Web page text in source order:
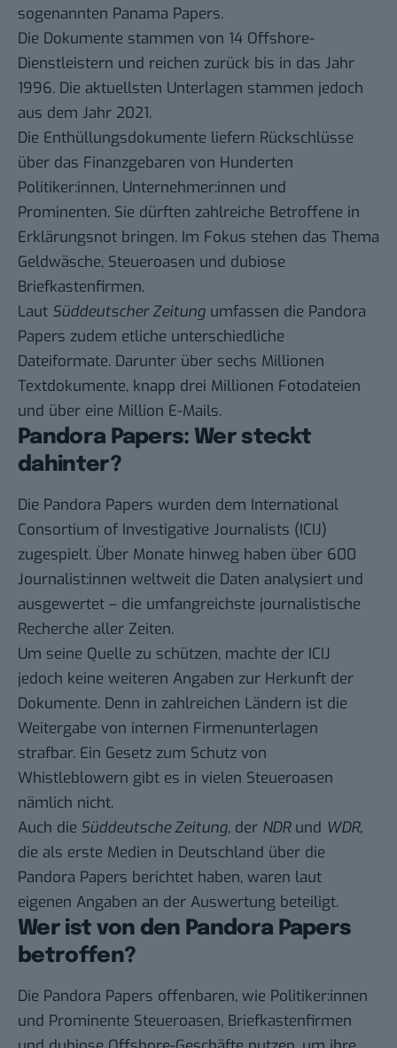
sogenannten Panama Papers.
Die Dokumente stammen von 14 Offshore-
Dienstleistern und reichen zurück bis in das Jahr
1996. Die aktuellsten Unterlagen stammen jedoch
aus dem Jahr 2021.
Die Enthüllungsdokumente liefern Rückschlüsse
über das Finanzgebaren von Hunderten
Politiker:innen, Unternehmer:innen und
Prominenten. Sie dürften zahlreiche Betroffene in
Erklärungsnot bringen. Im Fokus stehen das Thema
Geldwäsche, Steueroasen und dubiose
Briefkastenfirmen.
Laut Süddeutscher Zeitung umfassen die Pandora
Papers zudem etliche unterschiedliche
Dateiformate. Darunter über sechs Millionen
Textdokumente, knapp drei Millionen Fotodateien
und über eine Million E-Mails.
Pandora Papers: Wer steckt
dahinter?
Die Pandora Papers wurden dem International
Consortium of Investigative Journalists (ICIJ)
zugespielt. Über Monate hinweg haben über 600
Journalist:innen weltweit die Daten analysiert und
ausgewertet – die umfangreichste journalistische
Recherche aller Zeiten.
Um seine Quelle zu schützen, machte der ICIJ
jedoch keine weiteren Angaben zur Herkunft der
Dokumente. Denn in zahlreichen Ländern ist die
Weitergabe von internen Firmenunterlagen
strafbar. Ein Gesetz zum Schutz von
Whistleblowern gibt es in vielen Steueroasen
nämlich nicht.
Auch die Süddeutsche Zeitung, der NDRund WDR,
die als erste Medien in Deutschland über die
Pandora Papers berichtet haben, waren laut
eigenen Angaben an der Auswertung beteiligt.
Wer ist von den Pandora Papers
betroffen?
Die Pandora Papers offenbaren, wie Politiker:innen
und Prominente Steueroasen, Briefkastenfirmen